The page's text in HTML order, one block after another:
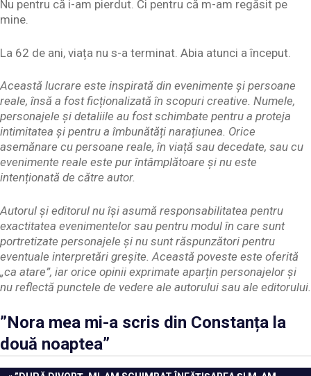
Nu pentru că i-am pierdut. Ci pentru că m-am regăsit pe
mine.
La 62 de ani, viața nu s-a terminat. Abia atunci a început.
Această lucrare este inspirată din evenimente și persoane
reale, însă a fost ficționalizată în scopuri creative. Numele,
personajele și detaliile au fost schimbate pentru a proteja
intimitatea și pentru a îmbunătăți narațiunea. Orice
asemănare cu persoane reale, în viață sau decedate, sau cu
evenimente reale este pur întâmplătoare și nu este
intenționată de către autor.
Autorul și editorul nu își asumă responsabilitatea pentru
exactitatea evenimentelor sau pentru modul în care sunt
portretizate personajele și nu sunt răspunzători pentru
eventuale interpretări greșite. Această poveste este oferită
„ca atare”, iar orice opinii exprimate aparțin personajelor și
nu reflectă punctele de vedere ale autorului sau ale editorului.
”Nora mea mi-a scris din Constanța la
două noaptea”